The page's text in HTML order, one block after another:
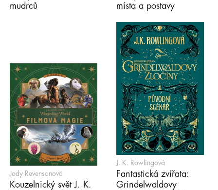
mudrců
místa a postavy
Jody Revensonová
Kouzelnický svět J. K.
J. K. Rowlingová
Fantastická zvířata:
Grindelwaldovy